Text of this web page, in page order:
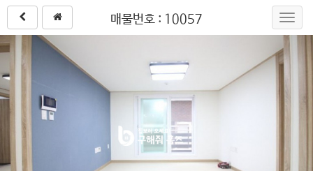
매물번호 : 10057